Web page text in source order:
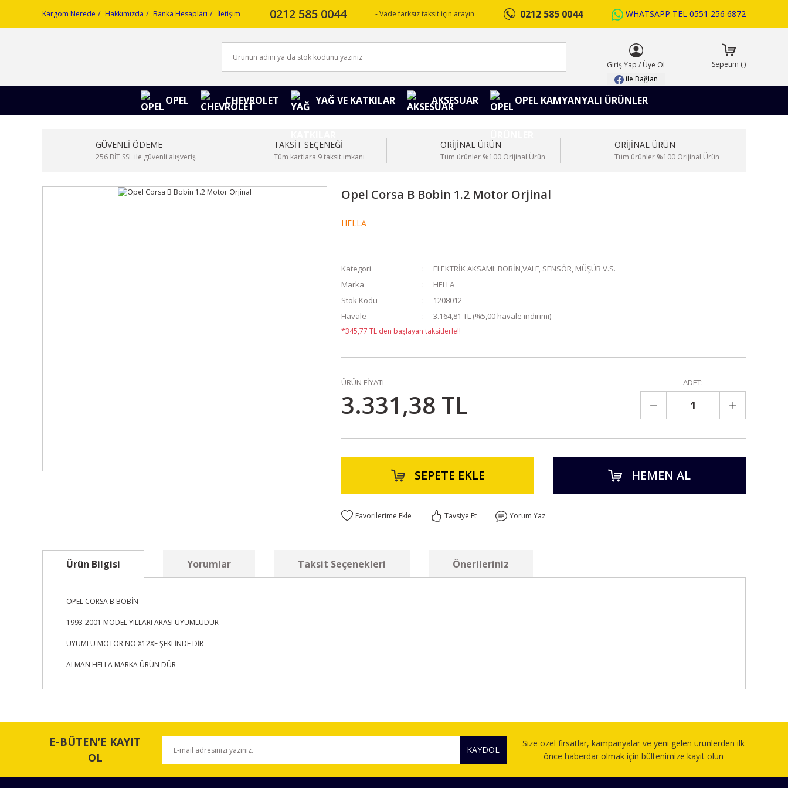
Kargom Nerede Hakkımızda Banka Hesapları İletişim 0212 585 0044 - Vade farksız taksit için arayın 0212 585 0044 WHATSAPP TEL 0551 256 6872
Giriş Yap / Üye Ol
ile Bağlan
Sepetim ()
OPEL CHEVROLET YAĞ VE KATKILAR AKSESUAR OPEL KAMYANYALI ÜRÜNLER
GÜVENLİ ÖDEME
256 BİT SSL ile güvenli alışveriş
TAKSİT SEÇENEĞİ
Tüm kartlara 9 taksit imkanı
ORİJİNAL ÜRÜN
Tüm ürünler %100 Orijinal Ürün
ORİJİNAL ÜRÜN
Tüm ürünler %100 Orijinal Ürün
Opel Corsa B Bobin 1.2 Motor Orjinal
HELLA
Kategori
ELEKTRİK AKSAMI: BOBİN,VALF, SENSÖR, MÜŞÜR V.S.
Marka
HELLA
Stok Kodu
1208012
Havale
3.164,81 TL (%5,00 havale indirimi)
*345,77 TL den başlayan taksitlerle!!
ÜRÜN FİYATI
3.331,38 TL
ADET:
SEPETE EKLE HEMEN AL
Tavsiye Et Yorum Yaz
Ürün Bilgisi Yorumlar Taksit Seçenekleri Önerileriniz
OPEL CORSA B BOBİN
1993-2001 MODEL YILLARI ARASI UYUMLUDUR
UYUMLU MOTOR NO X12XE ŞEKLİNDE DİR
ALMAN HELLA MARKA ÜRÜN DÜR
Görüş ve önerileriniz için teşekkür ederiz.
Ürün resmi kalitesiz, bozuk veya görüntülenemiyor.
E-BÜTEN’E KAYIT
OL
KAYDOL
Size özel fırsatlar, kampanyalar ve yeni gelen ürünlerden ilk
önce haberdar olmak için bültenimize kayıt olun